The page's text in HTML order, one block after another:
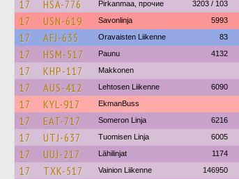
17 HSA-776 Pirkanmaa, прочие 3203 / 103
17 USN-619 Savonlinja 5993
17 AFJ-635 Oravaisten Liikenne 83
17 HSM-517 Paunu 4132
17 KHP-117 Makkonen
17 AUS-412 Lehtosen Liikenne 6090
17 KYL-917 EkmanBuss
17 EAT-717 Someron Linja 6216
17 UTJ-637 Tuomisen Linja 6005
17 UUJ-217 Lähilinjat 1174
17 TXK-517 Vainion Liikenne 146950